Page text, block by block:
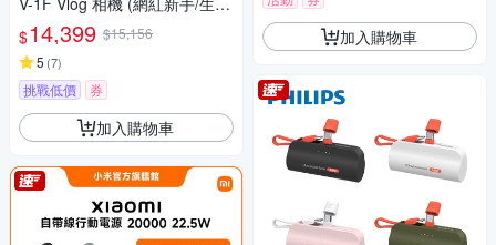
隨拍)
$14,399 $15,156
5 (7)
挑戰低價 券
加入購物車
加入購物車